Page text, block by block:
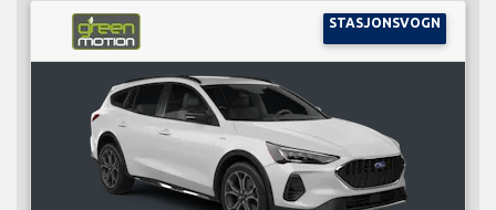
STASJONSVOGN